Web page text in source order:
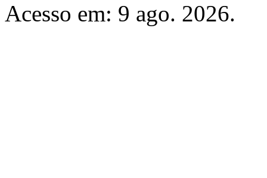
Acesso em: 9 ago. 2026.